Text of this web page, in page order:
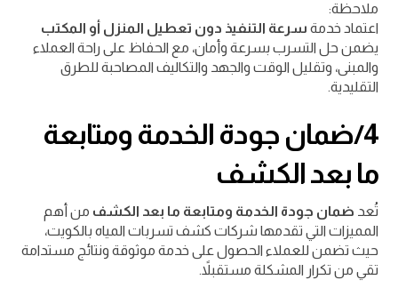
ملاحظة:
اعتماد خدمة سرعة التنفيذ دون تعطيل المنزل أو المكتب
يضمن حل التسرب بسرعة وأمان، مع الحفاظ على راحة العملاء
والمبنى، وتقليل الوقت والجهد والتكاليف المصاحبة للطرق
التقليدية.
4/ضمان جودة الخدمة ومتابعة
ما بعد الكشف
تُعد ضمان جودة الخدمة ومتابعة ما بعد الكشف من أهم
المميزات التي تقدمها شركات كشف تسربات المياه بالكويت،
حيث تضمن للعملاء الحصول على خدمة موثوقة ونتائج مستدامة
تقي من تكرار المشكلة مستقبلاً.